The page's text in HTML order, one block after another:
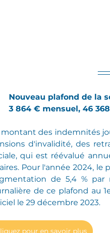
Nouveau plafond de
3 864 € mensuel, 46
montant des indemnités
d'invalidité, des
qui est réévalué
Pour l'année 2024,
de 5,4 % par
de ce plafond au
le 29 décembre 2023.
pour en savoir plus